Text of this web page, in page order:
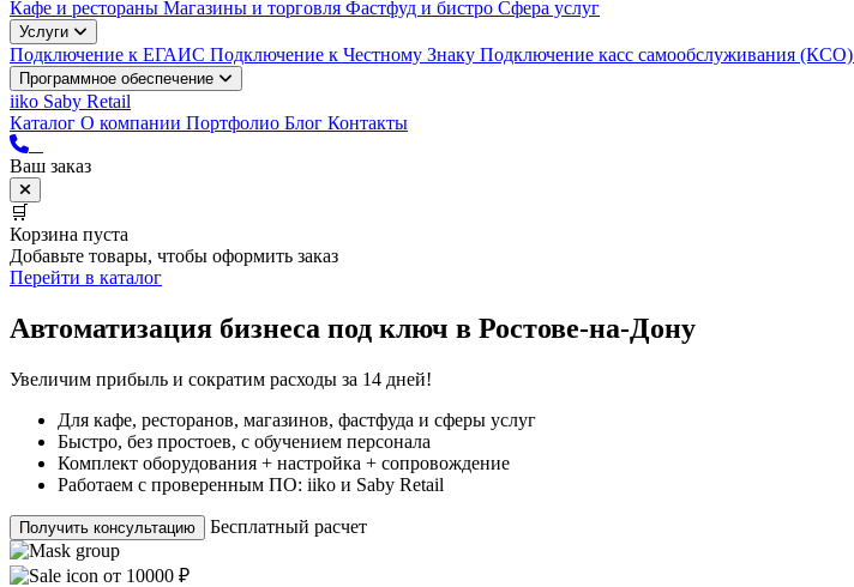
Кафе и рестораны Магазины и торговля Фастфуд и бистро Сфера услуг
Услуги
Подключение к ЕГАИС Подключение к Честному Знаку Подключение касс самообслуживания (КСО)
Программное обеспечение
iiko Saby Retail
Каталог О компании Портфолио Блог Контакты
Ваш заказ
🛒
Корзина пуста
Добавьте товары, чтобы оформить заказ
Перейти в каталог
Автоматизация бизнеса под ключ в Ростове-на-Дону
Увеличим прибыль и сократим расходы за 14 дней!
Для кафе, ресторанов, магазинов, фастфуда и сферы услуг
Быстро, без простоев, с обучением персонала
Комплект оборудования + настройка + сопровождение
Работаем с проверенным ПО: iiko и Saby Retail
Получить консультацию Бесплатный расчет
от 10000 ₽